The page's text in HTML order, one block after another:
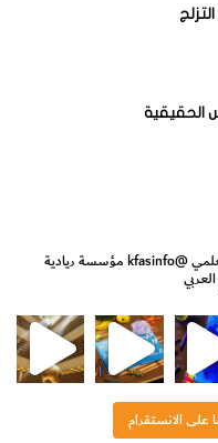
الحقيقية
@kfasinfo مؤسسة ريادية
مجهزين لكم كل جديد!⁩
على الانستقرام